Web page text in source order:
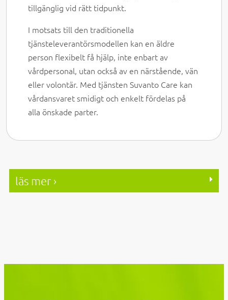
tillgänglig vid rätt tidpunkt.
I motsats till den traditionella
tjänsteleverantörsmodellen kan en äldre
person flexibelt få hjälp, inte enbart av
vårdpersonal, utan också av en närstående, vän
eller volontär. Med tjänsten Suvanto Care kan
vårdansvaret smidigt och enkelt fördelas på
alla önskade parter.
läs mer ›